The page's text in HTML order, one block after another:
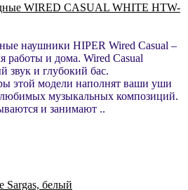
WIRED CASUAL WHITE HTW-
наушники HIPER Wired Casual –
работы и дома. Wired Casual
звук и глубокий бас.
этой модели наполнят ваши уши
музыкальных композиций.
и занимают ..